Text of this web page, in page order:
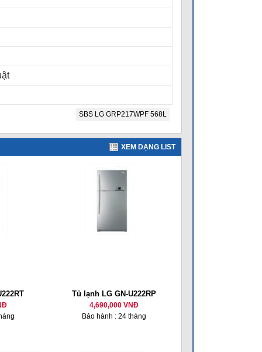
SBS LG GRP217WPF 568L
XEM DẠNG LIST
Tủ lạnh LG GN-U222RP
4,690,000 VNĐ
Bảo hành : 24 tháng